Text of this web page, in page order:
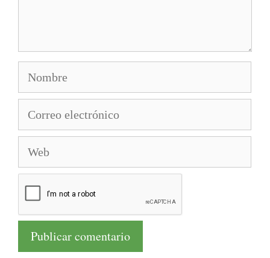
electrónico